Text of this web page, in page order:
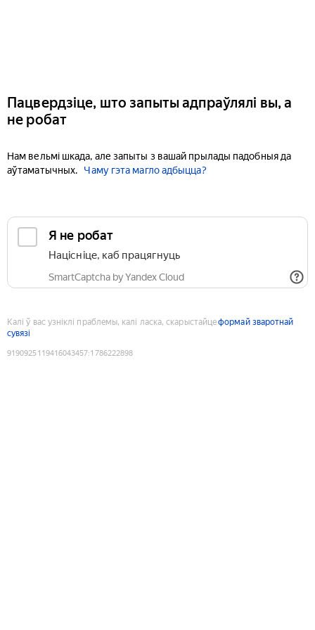
Пацвердзіце, што запыты адпраўлялі вы, а
не робат
Нам вельмі шкада, але запыты з вашай прылады падобныя да
аўтаматычных.
Чаму гэта магло адбыцца?
Я не робат
Націсніце, каб працягнуць
SmartCaptcha by Yandex Cloud
Калі ў вас узніклі праблемы, калі ласка, скарыстайцеформай зваротнай
сувязі
9190925119416043457:1786222898